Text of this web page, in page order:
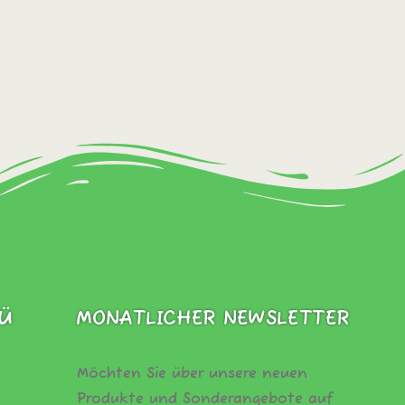
MONATLICHER NEWSLETTER
Möchten Sie über unsere neuen
Produkte und Sonderangebote auf